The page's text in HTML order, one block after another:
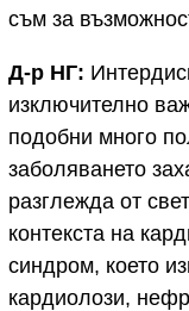
съм за
Д-р НГ:
изключително
подобни много
заболяването
разглежда от
контекста на
синдром, което
кардиолози,